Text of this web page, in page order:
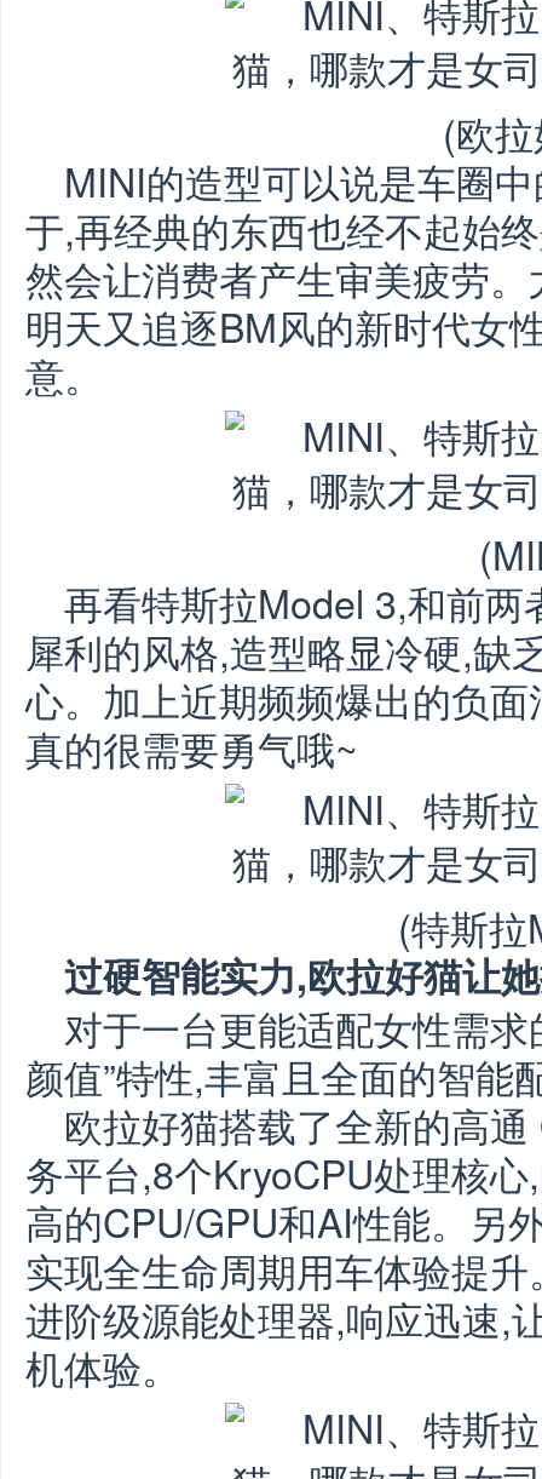
(欧
MINI的造型可以说是车圈
于,再经典的东西也经不起始
然会让消费者产生审美疲劳
明天又追逐BM风的新时代女
意。
再看特斯拉Model 3,和前
犀利的风格,造型略显冷硬,缺
心。加上近期频频爆出的负
真的很需要勇气哦~
(特斯
过硬智能实力,欧拉好猫让
对于一台更能适配女性需
颜值”特性,丰富且全面的智能
欧拉好猫搭载了全新的高
务平台,8个KryoCPU处理核
高的CPU/GPU和AI性能。另
实现全生命周期用车体验提
进阶级源能处理器,响应迅速,
机体验。